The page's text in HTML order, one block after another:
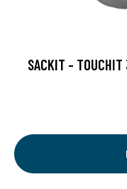
SACKIT -